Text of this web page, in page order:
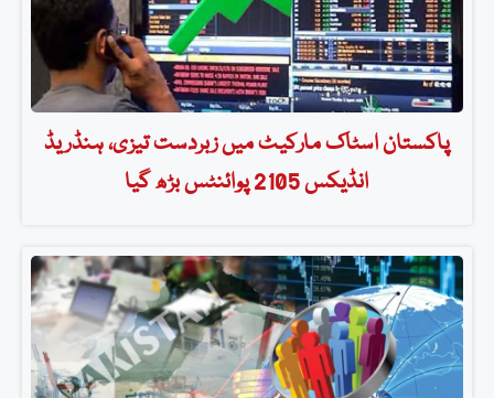
پاکستان اسٹاک مارکیٹ میں زبردست تیزی، ہنڈریڈ
انڈیکس 2105 پوائنٹس بڑھ گیا